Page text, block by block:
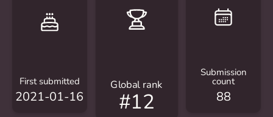
First submitted
2021-01-16
Global rank
#12
Submission
count
88